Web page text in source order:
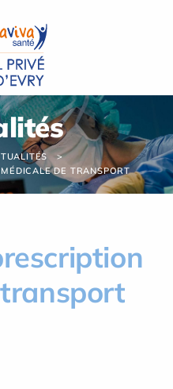
DE TRANSPORT